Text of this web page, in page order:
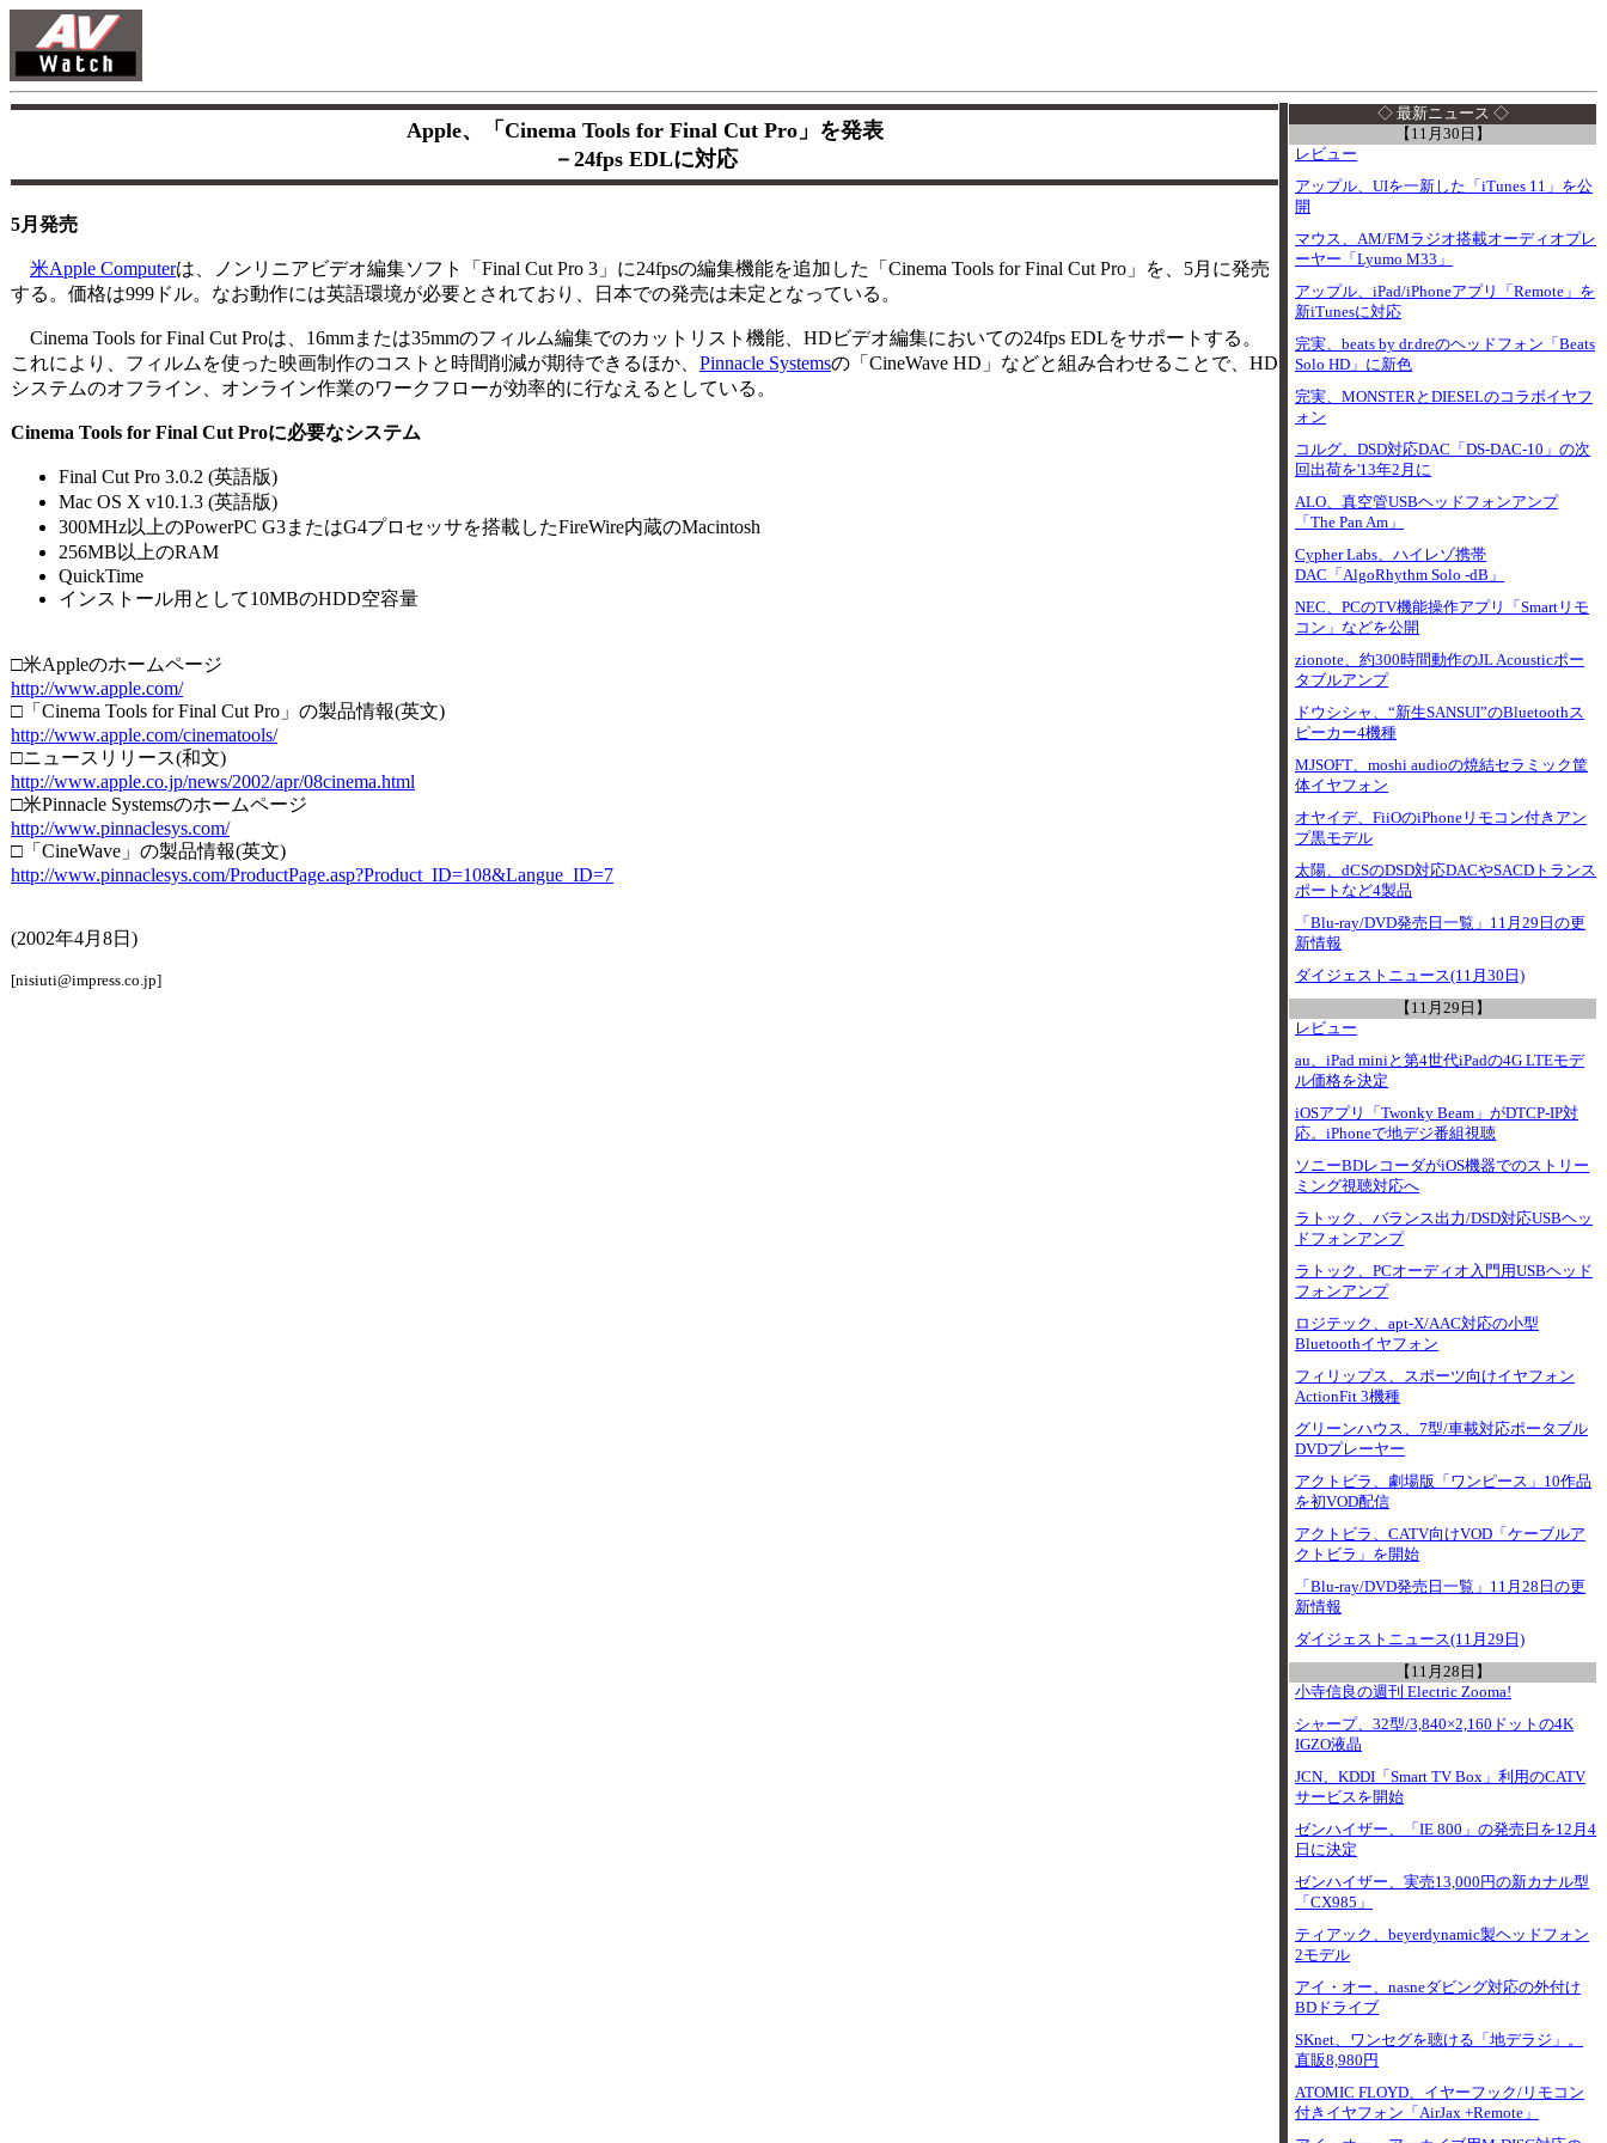
Apple、「Cinema Tools for Final Cut Pro」を発表
－24fps EDLに対応
5月発売
米Apple Computerは、ノンリニアビデオ編集ソフト「Final Cut Pro 3」に24fpsの編集機能を追加した「Cinema Tools for Final Cut Pro」を、5月に発売
する。価格は999ドル。なお動作には英語環境が必要とされており、日本での発売は未定となっている。
Cinema Tools for Final Cut Proは、16mmまたは35mmのフィルム編集でのカットリスト機能、HDビデオ編集においての24fps EDLをサポートする。
これにより、フィルムを使った映画制作のコストと時間削減が期待できるほか、 Pinnacle Systemsの「CineWave HD」などと組み合わせることで、HD
システムのオフライン、オンライン作業のワークフローが効率的に行なえるとしている。
Cinema Tools for Final Cut Proに必要なシステム
Final Cut Pro 3.0.2 (英語版)
Mac OS X v10.1.3 (英語版)
300MHz以上のPowerPC G3またはG4プロセッサを搭載したFireWire内蔵のMacintosh
256MB以上のRAM
QuickTime
インストール用として10MBのHDD空容量
□米Appleのホームページ
http://www.apple.com/
□「Cinema Tools for Final Cut Pro」の製品情報(英文)
http://www.apple.com/cinematools/
□ニュースリリース(和文)
http://www.apple.co.jp/news/2002/apr/08cinema.html
□米Pinnacle Systemsのホームページ
http://www.pinnaclesys.com/
□「CineWave」の製品情報(英文)
http://www.pinnaclesys.com/ProductPage.asp?Product_ID=108&Langue_ID=7
(2002年4月8日)
[nisiuti@impress.co.jp]
◇ 最新ニュース ◇
【11月30日】
レビュー
アップル、UIを一新した「iTunes 11」を公
開
マウス、AM/FMラジオ搭載オーディオプレ
ーヤー「Lyumo M33」
アップル、iPad/iPhoneアプリ「Remote」を
新iTunesに対応
完実、beats by dr.dreのヘッドフォン「Beats
Solo HD」に新色
完実、MONSTERとDIESELのコラボイヤフ
ォン
コルグ、DSD対応DAC「DS-DAC-10」の次
回出荷を'13年2月に
ALO、真空管USBヘッドフォンアンプ
「The Pan Am」
Cypher Labs、ハイレゾ携帯
DAC「AlgoRhythm Solo -dB」
NEC、PCのTV機能操作アプリ「Smartリモ
コン」などを公開
zionote、約300時間動作のJL Acousticポー
タブルアンプ
ドウシシャ、“新生SANSUI”のBluetoothス
ピーカー4機種
MJSOFT、moshi audioの焼結セラミック筐
体イヤフォン
オヤイデ、FiiOのiPhoneリモコン付きアン
プ黒モデル
太陽、dCSのDSD対応DACやSACDトランス
ポートなど4製品
「Blu-ray/DVD発売日一覧」11月29日の更
新情報
ダイジェストニュース(11月30日)
【11月29日】
レビュー
au、iPad miniと第4世代iPadの4G LTEモデ
ル価格を決定
iOSアプリ「Twonky Beam」がDTCP-IP対
応。iPhoneで地デジ番組視聴
ソニーBDレコーダがiOS機器でのストリー
ミング視聴対応へ
ラトック、バランス出力/DSD対応USBヘッ
ドフォンアンプ
ラトック、PCオーディオ入門用USBヘッド
フォンアンプ
ロジテック、apt-X/AAC対応の小型
Bluetoothイヤフォン
フィリップス、スポーツ向けイヤフォン
ActionFit 3機種
グリーンハウス、7型/車載対応ポータブル
DVDプレーヤー
アクトビラ、劇場版「ワンピース」10作品
を初VOD配信
アクトビラ、CATV向けVOD「ケーブルア
クトビラ」を開始
「Blu-ray/DVD発売日一覧」11月28日の更
新情報
ダイジェストニュース(11月29日)
【11月28日】
小寺信良の週刊 Electric Zooma!
シャープ、32型/3,840×2,160ドットの4K
IGZO液晶
JCN、KDDI「Smart TV Box」利用のCATV
サービスを開始
ゼンハイザー、「IE 800」の発売日を12月4
日に決定
ゼンハイザー、実売13,000円の新カナル型
「CX985」
ティアック、beyerdynamic製ヘッドフォン
2モデル
アイ・オー、nasneダビング対応の外付け
BDドライブ
SKnet、ワンセグを聴ける「地デラジ」。
直販8,980円
ATOMIC FLOYD、イヤーフック/リモコン
付きイヤフォン「AirJax +Remote」